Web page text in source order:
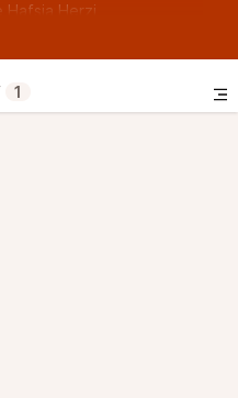
Hafsia Herzi
monde” de Thierry
qui sort 12 novembre et
BeauvaisR Beauvais
1